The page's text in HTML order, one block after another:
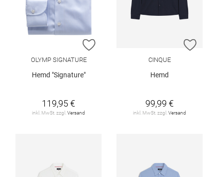
ZUR WUNSCHLISTE HINZUFÜGEN
OLYMP SIGNATURE
Hemd "Signature"
119,95 €
inkl. MwSt. zzgl. Versand
ZUR
CINQUE
Hemd
99,99 €
inkl. MwSt. zzgl. Versand